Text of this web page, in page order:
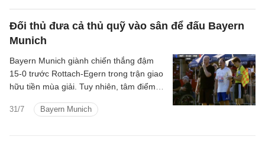
Đối thủ đưa cả thủ quỹ vào sân để đấu Bayern
Munich
31/7 Bayern Munich
Bayern Munich giành chiến thắng đậm
15-0 trước Rottach-Egern trong trận giao
hữu tiền mùa giải. Tuy nhiên, tâm điểm
Tám nước Đức khi họ tung chính thủ quỹ